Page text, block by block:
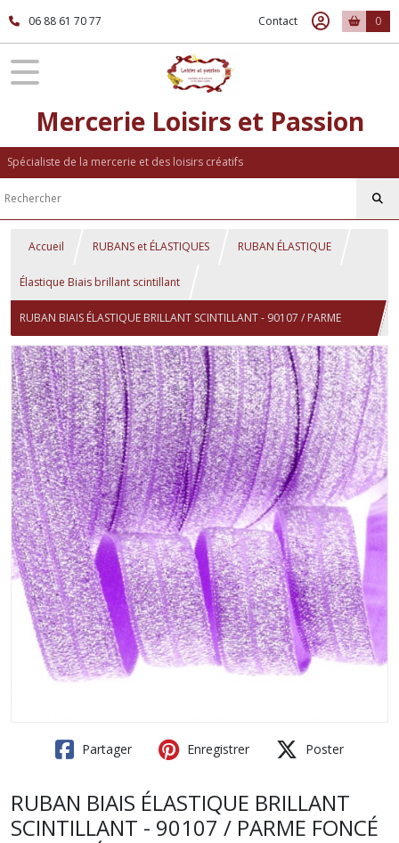
06 88 61 70 77 Contact 0
Mercerie Loisirs et Passion
Spécialiste de la mercerie et des loisirs créatifs
Accueil RUBANS et ÉLASTIQUES RUBAN ÉLASTIQUE
Élastique Biais brillant scintillant
RUBAN BIAIS ÉLASTIQUE BRILLANT SCINTILLANT - 90107 / PARME
FONCÉ ARGENTÉ ** 16 mm ** FOE OEKO-TEX 100 - vendu au mètre
Partager Enregistrer Poster
RUBAN BIAIS ÉLASTIQUE BRILLANT
SCINTILLANT - 90107 / PARME FONCÉ